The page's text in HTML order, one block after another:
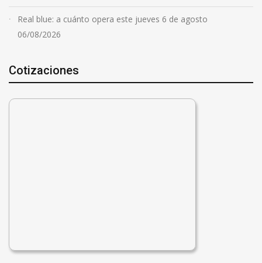
Real blue: a cuánto opera este jueves 6 de agosto
06/08/2026
Cotizaciones